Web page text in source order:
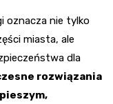
oznacza nie tylko
miasta, ale
dla
rozwiązania